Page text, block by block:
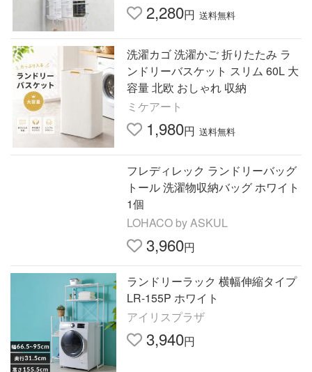
2,280円 送料無料
洗濯カゴ 洗濯かご 折りたたみ ラ
ンドリーバスケット スリム 60L 大
容量 北欧 おしゃれ 収納
ミケアート
1,980円 送料無料
フレディレック ランドリーバッグ
トール 洗濯物収納バッグ ホワイト
1個
LOHACO by ASKUL
3,960円
ランドリーラック 横幅伸縮タイプ
LR-155P ホワイト
アイリスプラザ
3,940円